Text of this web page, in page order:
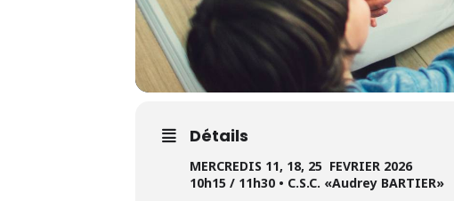
Détails
MERCREDIS 11, 18, 25 FEVRIER 2026
10h15 / 11h30 • C.S.C. «Audrey BARTIER»